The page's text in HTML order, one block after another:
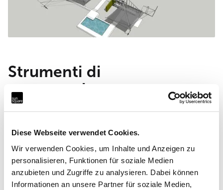
Diese Webseite verwendet Cookies.
Wir verwenden Cookies, um Inhalte und Anzeigen zu
personalisieren, Funktionen für soziale Medien
anzubieten und Zugriffe zu analysieren. Dabei können
Informationen an unsere Partner für soziale Medien,
Strumenti di
progettazione.
Dall’idea alla realizzazione:
Con visualizzazioni e progettazione CAD e/o
simulazioni in loco, creiamo chiarezza,
precisione e sicurezza – già nelle prime fasi
del progetto.